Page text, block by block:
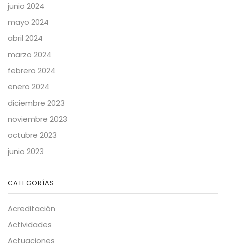
junio 2024
mayo 2024
abril 2024
marzo 2024
febrero 2024
enero 2024
diciembre 2023
noviembre 2023
octubre 2023
junio 2023
CATEGORÍAS
Acreditación
Actividades
Actuaciones